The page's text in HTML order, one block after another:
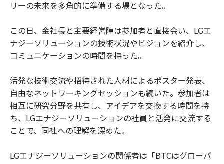
リーの未来を多角的に準備する場となった。
この日、金社長と主要経営陣は参加者と直接会い、LGエ
ナジーソリューションの技術状況やビジョンを紹介し、
コミュニケーションの時間を持った。
活発な技術交流や招待された人材によるポスター発表、
自由なネットワーキングセッションも続いた。参加者は
相互に研究分野を共有し、アイデアを交換する時間を持
ち、LGエナジーソリューションの社員と活発に交流する
ことで、同社への理解を深めた。
LGエナジーソリューションの関係者は「BTCはグローバ